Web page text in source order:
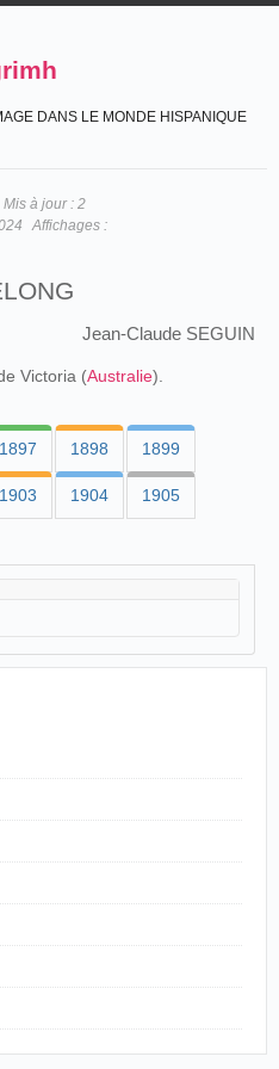
DANS LE MONDE HISPANIQUE
Mis à jour : 2
Affichages :
Jean-Claude SEGUIN
Victoria (Australie).
1897 1898 1899
1903 1904 1905